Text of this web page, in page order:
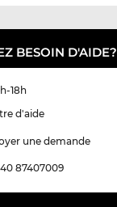
BESOIN D'AIDE?
18h
d'aide
une demande
87407009